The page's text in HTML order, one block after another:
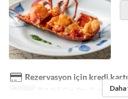
Rezervasyon için kredi
Günler Pzt, Sal, Çar, Per, Cum, Cmt,
Daha